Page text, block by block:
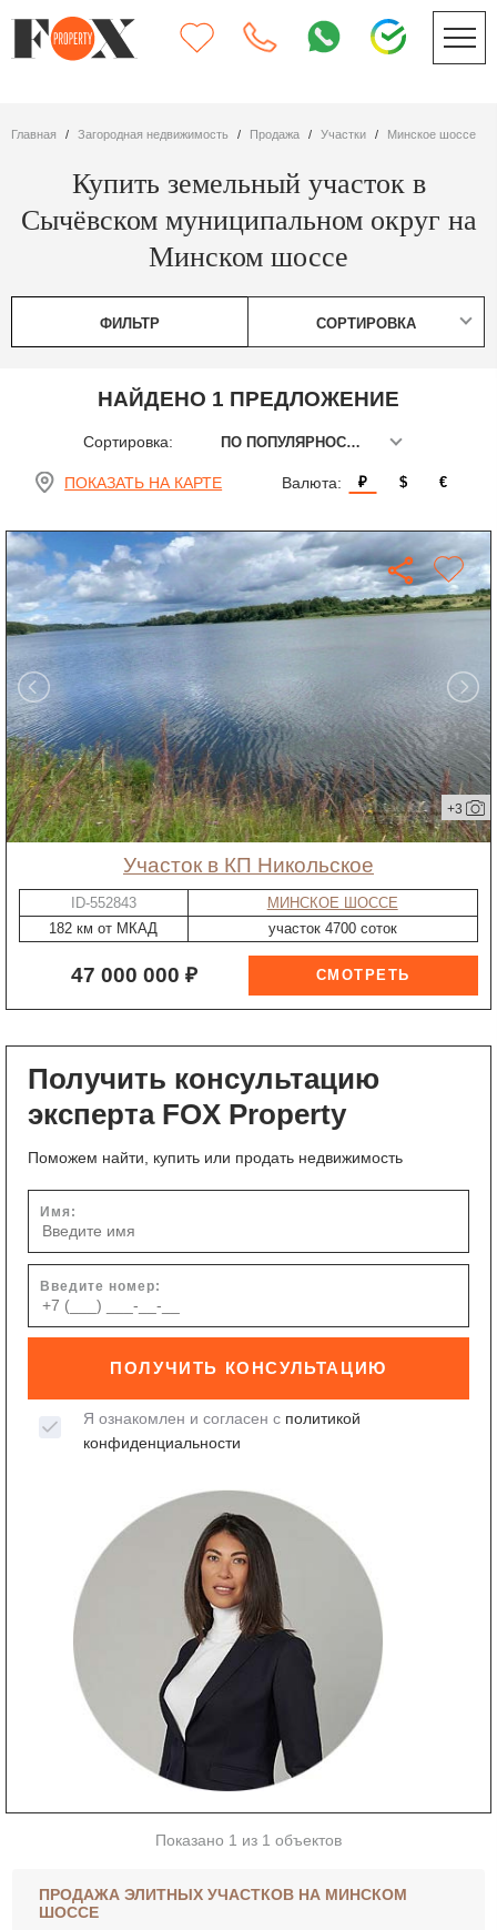
Главная Загородная недвижимость Продажа участки Минское шоссе
Купить земельный участок в
Сычёвском муниципальном округ на
Минском шоссе
ФИЛЬТР СОРТИРОВКА
НАЙДЕНО 1 ПРЕДЛОЖЕНИЕ
Сортировка: ПО ПОПУЛЯРНОСТИ
ПОКАЗАТЬ НА КАРТЕ Валюта: ₽ $ €
+3
участок в КП Никольское
ID-552843
МИНСКОЕ ШОССЕ
182 км от МКАД
участок 4700 соток
47 000 000 ₽
Получить консультацию
эксперта FOX Property
Поможем найти, купить или продать недвижимость
Имя:
Введите номер:
ПОЛУЧИТЬ КОНСУЛЬТАЦИЮ
Я ознакомлен и согласен с политикой
конфиденциальности
Показано 1 из 1 объектов
ПРОДАЖА ЭЛИТНЫХ УЧАСТКОВ НА МИНСКОМ
ШОССЕ